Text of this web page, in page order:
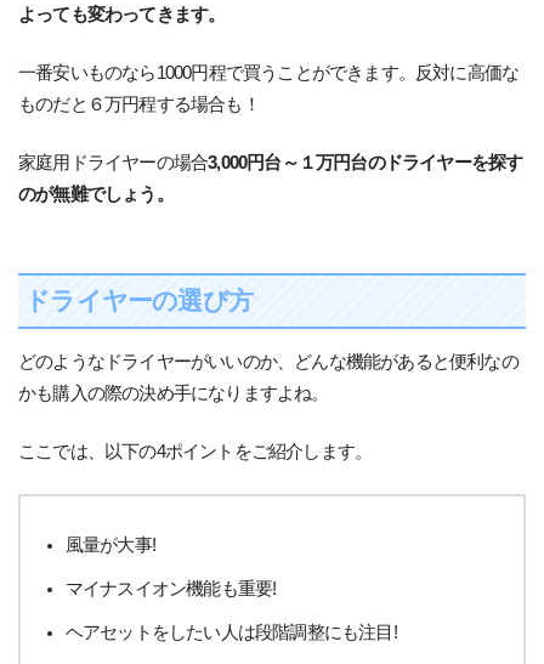
よっても変わってきます。
一番安いものなら1000円程で買うことができます。反対に高価な
ものだと６万円程する場合も！
家庭用ドライヤーの場合3,000円台～１万円台のドライヤーを探す
のが無難でしょう。
ドライヤーの選び方
どのようなドライヤーがいいのか、どんな機能があると便利なの
かも購入の際の決め手になりますよね。
ここでは、以下の4ポイントをご紹介します。
風量が大事!
マイナスイオン機能も重要!
ヘアセットをしたい人は段階調整にも注目!